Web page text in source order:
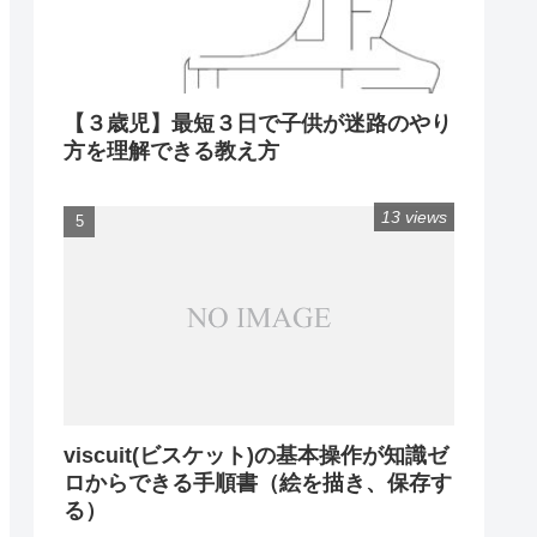
【３歳児】最短３日で子供が迷路のやり
方を理解できる教え方
viscuit(ビスケット)の基本操作が知識ゼ
ロからできる手順書（絵を描き、保存す
る）
13 views